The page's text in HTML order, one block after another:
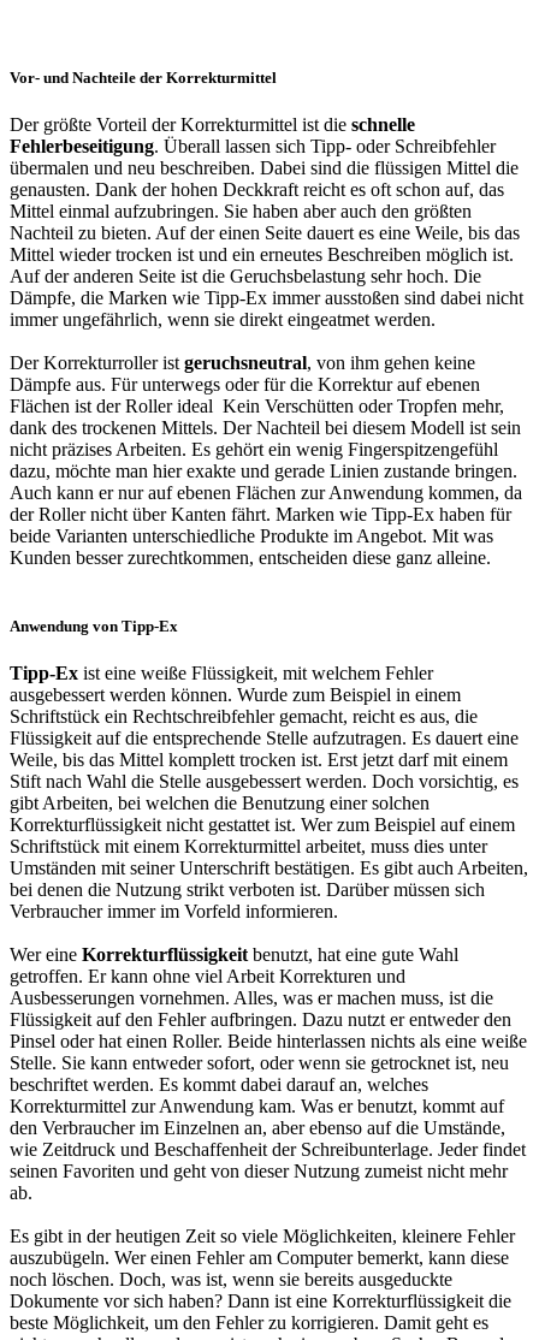
Vor- und Nachteile der Korrekturmittel
Der größte Vorteil der Korrekturmittel ist die schnelle
Fehlerbeseitigung. Überall lassen sich Tipp- oder Schreibfehler
übermalen und neu beschreiben. Dabei sind die flüssigen Mittel die
genausten. Dank der hohen Deckkraft reicht es oft schon auf, das
Mittel einmal aufzubringen. Sie haben aber auch den größten
Nachteil zu bieten. Auf der einen Seite dauert es eine Weile, bis das
Mittel wieder trocken ist und ein erneutes Beschreiben möglich ist.
Auf der anderen Seite ist die Geruchsbelastung sehr hoch. Die
Dämpfe, die Marken wie Tipp-Ex immer ausstoßen sind dabei nicht
immer ungefährlich, wenn sie direkt eingeatmet werden.
Der Korrekturroller ist geruchsneutral, von ihm gehen keine
Dämpfe aus. Für unterwegs oder für die Korrektur auf ebenen
Flächen ist der Roller ideal ­ Kein Verschütten oder Tropfen mehr,
dank des trockenen Mittels. Der Nachteil bei diesem Modell ist sein
nicht präzises Arbeiten. Es gehört ein wenig Fingerspitzengefühl
dazu, möchte man hier exakte und gerade Linien zustande bringen.
Auch kann er nur auf ebenen Flächen zur Anwendung kommen, da
der Roller nicht über Kanten fährt. Marken wie Tipp-Ex haben für
beide Varianten unterschiedliche Produkte im Angebot. Mit was
Kunden besser zurechtkommen, entscheiden diese ganz alleine.
Anwendung von Tipp-Ex
Tipp-Ex ist eine weiße Flüssigkeit, mit welchem Fehler
ausgebessert werden können. Wurde zum Beispiel in einem
Schriftstück ein Rechtschreibfehler gemacht, reicht es aus, die
Flüssigkeit auf die entsprechende Stelle aufzutragen. Es dauert eine
Weile, bis das Mittel komplett trocken ist. Erst jetzt darf mit einem
Stift nach Wahl die Stelle ausgebessert werden. Doch vorsichtig, es
gibt Arbeiten, bei welchen die Benutzung einer solchen
Korrekturflüssigkeit nicht gestattet ist. Wer zum Beispiel auf einem
Schriftstück mit einem Korrekturmittel arbeitet, muss dies unter
Umständen mit seiner Unterschrift bestätigen. Es gibt auch Arbeiten,
bei denen die Nutzung strikt verboten ist. Darüber müssen sich
Verbraucher immer im Vorfeld informieren.
Wer eine Korrekturflüssigkeitbenutzt, hat eine gute Wahl
getroffen. Er kann ohne viel Arbeit Korrekturen und
Ausbesserungen vornehmen. Alles, was er machen muss, ist die
Flüssigkeit auf den Fehler aufbringen. Dazu nutzt er entweder den
Pinsel oder hat einen Roller. Beide hinterlassen nichts als eine weiße
Stelle. Sie kann entweder sofort, oder wenn sie getrocknet ist, neu
beschriftet werden. Es kommt dabei darauf an, welches
Korrekturmittel zur Anwendung kam. Was er benutzt, kommt auf
den Verbraucher im Einzelnen an, aber ebenso auf die Umstände,
wie Zeitdruck und Beschaffenheit der Schreibunterlage. Jeder findet
seinen Favoriten und geht von dieser Nutzung zumeist nicht mehr
ab.
Es gibt in der heutigen Zeit so viele Möglichkeiten, kleinere Fehler
auszubügeln. Wer einen Fehler am Computer bemerkt, kann diese
noch löschen. Doch, was ist, wenn sie bereits ausgeduckte
Dokumente vor sich haben? Dann ist eine Korrekturflüssigkeit die
beste Möglichkeit, um den Fehler zu korrigieren. Damit geht es